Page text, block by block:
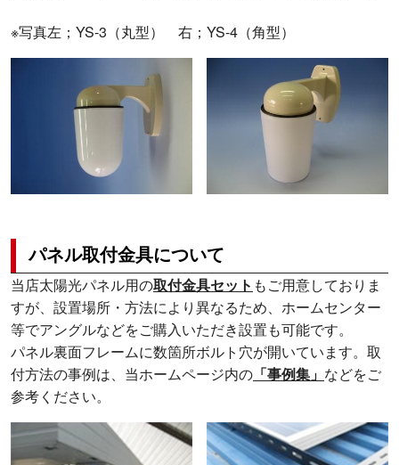
※写真左；YS-3（丸型） 右；YS-4（角型）
パネル取付金具について
当店太陽光パネル用の取付金具セット もご用意しておりま
すが、設置場所・方法により異なるため、ホームセンター
等でアングルなどをご購入いただき設置も可能です。
パネル裏面フレームに数箇所ボルト穴が開いています。取
付方法の事例は、当ホームページ内の 「事例集」 などをご
参考ください。